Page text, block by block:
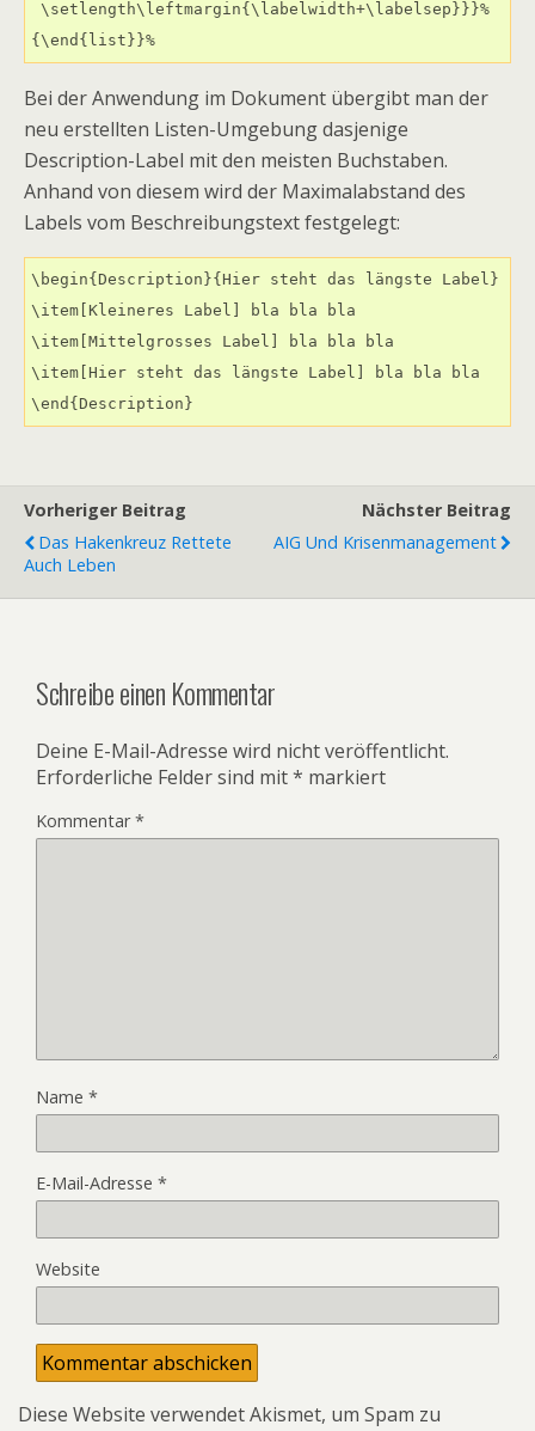
\setlength\leftmargin{\labelwidth+\labelsep}}}%
{\end{list}}%
Bei der Anwendung im Dokument übergibt man der
neu erstellten Listen-Umgebung dasjenige
Description-Label mit den meisten Buchstaben.
Anhand von diesem wird der Maximalabstand des
Labels vom Beschreibungstext festgelegt:
\begin{Description}{Hier steht das längste Label}
\item[Kleineres Label] bla bla bla
\item[Mittelgrosses Label] bla bla bla
\item[Hier steht das längste Label] bla bla bla
\end{Description}
Vorheriger Beitrag
Das Hakenkreuz Rettete
Auch Leben
Nächster Beitrag
AIG Und Krisenmanagement
Schreibe einen Kommentar
Deine E-Mail-Adresse wird nicht veröffentlicht.
Erforderliche Felder sind mit* markiert
Kommentar*
Name *
E-Mail-Adresse *
Website
Diese Website verwendet Akismet, um Spam zu